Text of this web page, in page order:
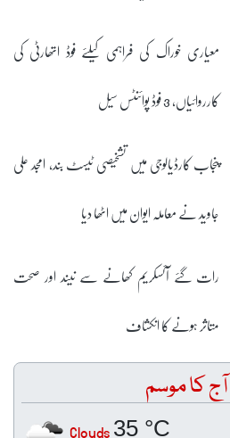
معیاری خوراک کی فراہمی کیلئے فوڈ اتھارٹی کی
کارروائیاں، 3 فوڈ پوائنٹس سیل
پنجاب کارڈیالوجی میں تشخیصی ٹیسٹ بند، امجد علی
جاوید نے معاملہ ایوان میں اٹھا دیا
رات گئے آئسکریم کھانے سے نیند اور صحت
متاثر ہونے کا انکشاف
آج کا موسم
35 °C
Clouds